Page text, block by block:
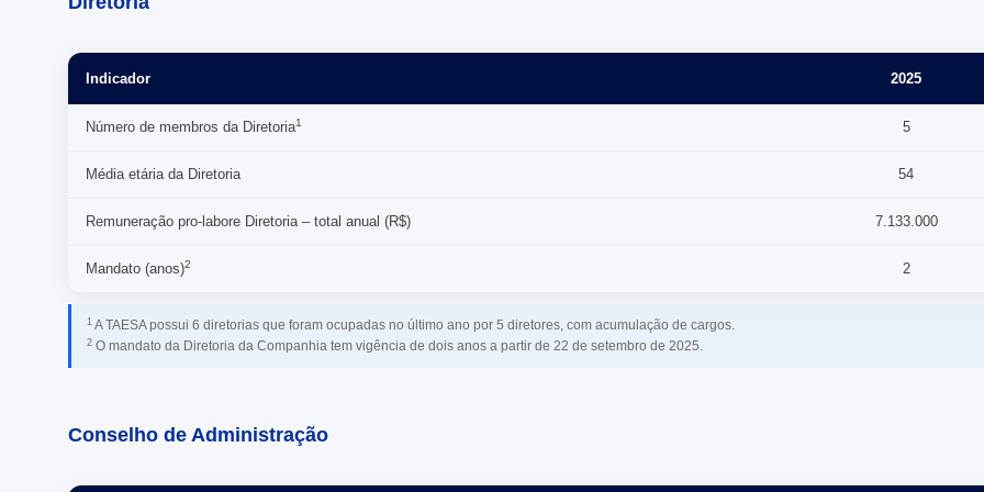
Indicador 2025
Número de membros da Diretoria1 5
Média etária da Diretoria 54
Remuneração pro-labore Diretoria – total anual (R$) 7.133.000
Mandato (anos)2 2
1 A TAESA possui 6 diretorias que foram ocupadas no último ano por 5 diretores, com acumulação de cargos.
2 O mandato da Diretoria da Companhia tem vigência de dois anos a partir de 22 de setembro de 2025.
Conselho de Administração